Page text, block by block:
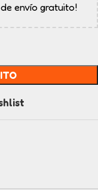
envío gratuito!